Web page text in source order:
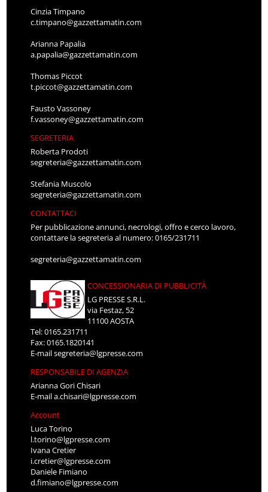
Cinzia Timpano
c.timpano@gazzettamatin.com
Arianna Papalia
a.papalia@gazzettamatin.com
Thomas Piccot
t.piccot@gazzettamatin.com
Fausto Vassoney
f.vassoney@gazzettamatin.com
SEGRETERIA
Roberta Prodoti
segreteria@gazzettamatin.com
Stefania Muscolo
segreteria@gazzettamatin.com
CONTATTACI
Per pubblicazione annunci, necrologi, offro e cerco lavoro,
contattare la segreteria al numero: 0165/231711
segreteria@gazzettamatin.com
CONCESSIONARIA DI PUBBLICITÀ
LG PRESSE S.R.L.
via Festaz, 52
11100 AOSTA
Tel: 0165.231711
Fax: 0165.1820141
E-mailsegreteria@lgpresse.com
RESPONSABILE DI AGENZIA
Arianna Gori Chisari
E-maila.chisari@lgpresse.com
Account
Luca Torino
l.torino@lgpresse.com
Ivana Cretier
i.cretier@lgpresse.com
Daniele Fimiano
d.fimiano@lgpresse.com